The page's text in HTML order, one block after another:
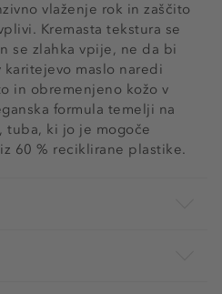
vlaženje rok in zaščito
Kremasta tekstura se
se zlahka vpije, ne da bi
karitejevo maslo naredi
in obremenjeno kožo v
formula temelji na
tuba, ki jo je mogoče
60 % reciklirane plastike.